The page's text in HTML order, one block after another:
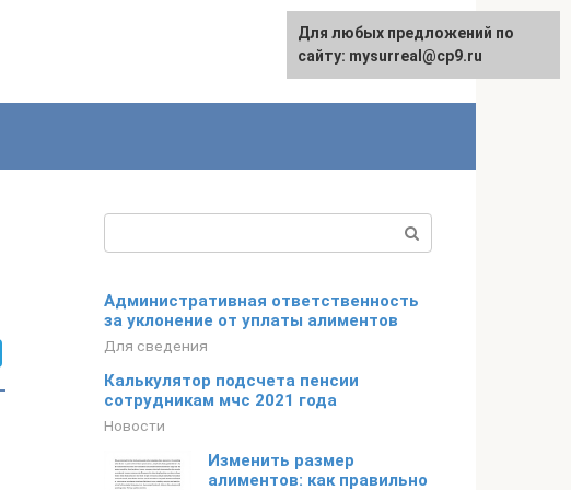
Административная ответственность
за уклонение от уплаты алиментов
Для сведения
Калькулятор подсчета пенсии
сотрудникам мчс 2021 года
Новости
Изменить размер
алиментов: как правильно
Для любых предложений по
сайту: mysurreal@cp9.ru